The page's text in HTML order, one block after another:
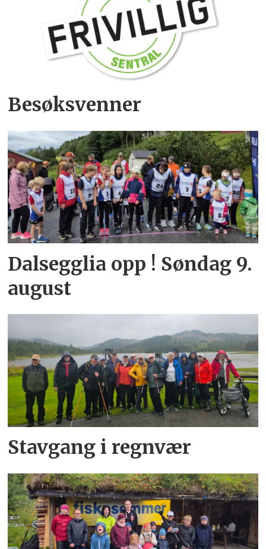
Besøksvenner
Dalsegglia opp ! Søndag 9.
august
Stavgang i regnvær